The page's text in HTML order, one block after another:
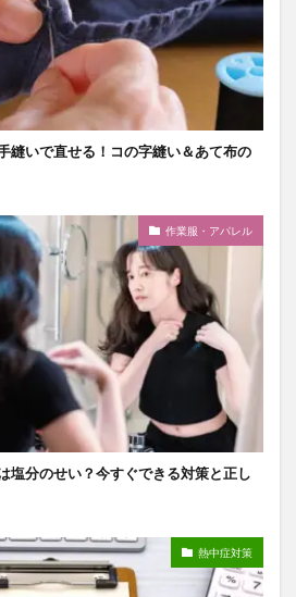
縫いで直せる！コの字縫い＆あて布の
作業服・アパレル
塩分のせい？今すぐできる対策と正し
熱中症対策